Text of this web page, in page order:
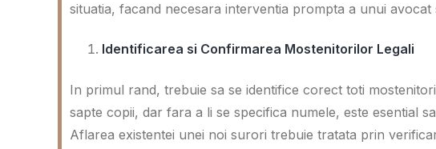
situatia, facand necesara interventia prompta a unui avocat
Identificarea si Confirmarea Mostenitorilor Legali
In primul rand, trebuie sa se identifice corect toti
sapte copii, dar fara a li se specifica numele, este esential
Aflarea existentei unei noi surori trebuie tratata prin